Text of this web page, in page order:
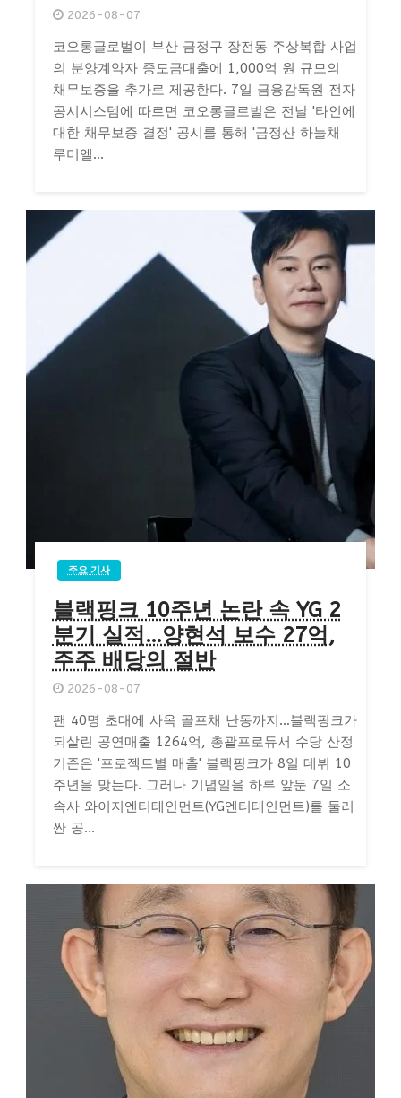
2026-08-07
코오롱글로벌이 부산 금정구 장전동 주상복합 사업
의 분양계약자 중도금대출에 1,000억 원 규모의
채무보증을 추가로 제공한다. 7일 금융감독원 전자
공시시스템에 따르면 코오롱글로벌은 전날 '타인에
대한 채무보증 결정' 공시를 통해 '금정산 하늘채
루미엘...
주요 기사
블랙핑크 10주년 논란 속 YG 2
분기 실적…양현석 보수 27억,
주주 배당의 절반
2026-08-07
팬 40명 초대에 사옥 골프채 난동까지…블랙핑크가
되살린 공연매출 1264억, 총괄프로듀서 수당 산정
기준은 '프로젝트별 매출' 블랙핑크가 8일 데뷔 10
주년을 맞는다. 그러나 기념일을 하루 앞둔 7일 소
속사 와이지엔터테인먼트(YG엔터테인먼트)를 둘러
싼 공...